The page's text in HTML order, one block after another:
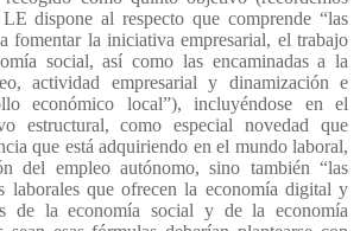
dispone al respecto que comprende “las
fomentar la iniciativa empresarial, el trabajo
social, así como las encaminadas a la
actividad empresarial y dinamización e
económico local”), incluyéndose en el
estructural, como especial novedad que
que está adquiriendo en el mundo laboral,
del empleo autónomo, sino también “las
laborales que ofrecen la economía digital y
de la economía social y de la economía